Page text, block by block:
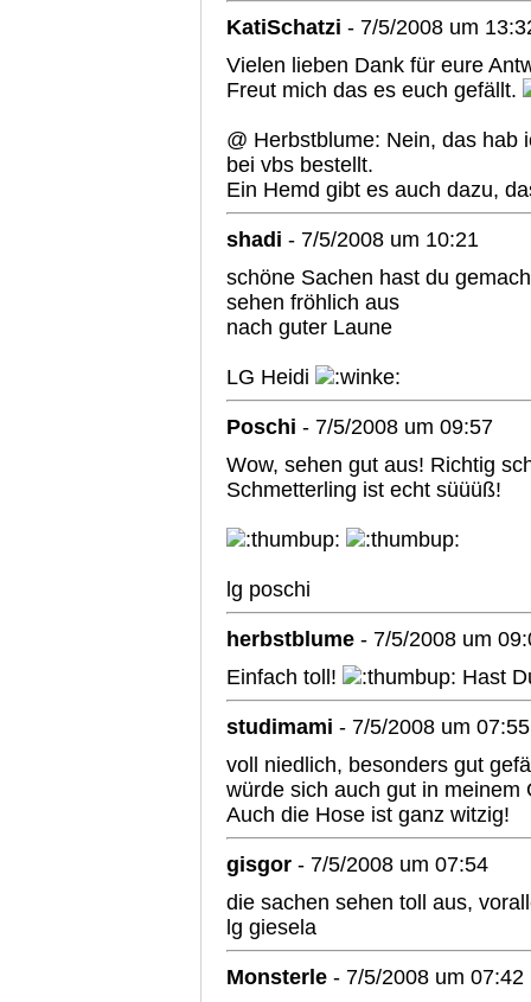
KatiSchatzi - 7/5/2008 um
Vielen lieben Dank für eure
Freut mich das es euch gefällt.
@ Herbstblume: Nein, das hab
bei vbs bestellt.
Ein Hemd gibt es auch dazu,
shadi - 7/5/2008 um 10:21
schöne Sachen hast du
sehen fröhlich aus
nach guter Laune
LG Heidi
Poschi - 7/5/2008 um 09:57
Wow, sehen gut aus! Richtig
Schmetterling ist echt süüüß!
lg poschi
herbstblume - 7/5/2008 um
Einfach toll!
Hast
studimami - 7/5/2008 um 07:55
voll niedlich, besonders gut
würde sich auch gut in
Auch die Hose ist ganz witzig!
gisgor - 7/5/2008 um 07:54
die sachen sehen toll aus,
lg giesela
Monsterle - 7/5/2008 um 07:42